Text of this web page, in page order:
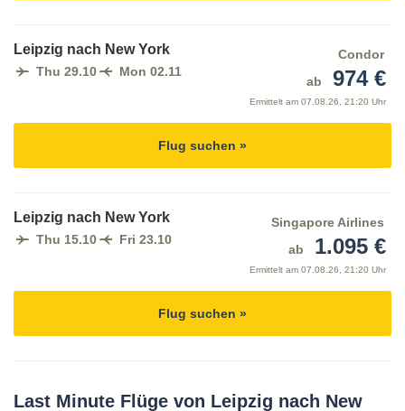
Leipzig nach New York
Thu 29.10 Mon 02.11
Condor
ab
974 €
Ermittelt am 07.08.26, 21:20 Uhr
Flug suchen »
Leipzig nach New York
Thu 15.10 Fri 23.10
Singapore Airlines
ab
1.095 €
Ermittelt am 07.08.26, 21:20 Uhr
Flug suchen »
Last Minute Flüge von Leipzig nach New